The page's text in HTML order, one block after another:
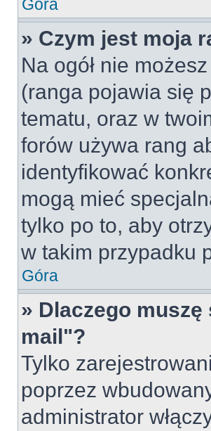
Góra
» Czym jest moja
Na ogół nie
(ranga pojawia się
tematu, oraz w
forów używa rang
identyfikować
mogą mieć
tylko po to, aby
w takim przypadku
Góra
» Dlaczego
mail"?
Tylko
poprzez
administrator